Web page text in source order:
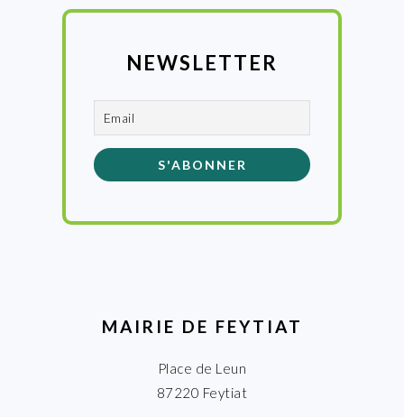
NEWSLETTER
MAIRIE DE FEYTIAT
Place de Leun
87220 Feytiat